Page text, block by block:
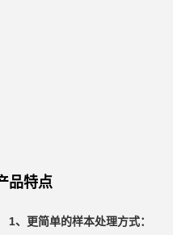
品特点
1、更简单的样本处理方式：